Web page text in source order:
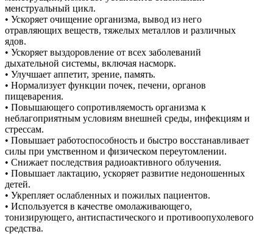
менструальный цикл.
• Ускоряет очищение организма, вывод из него
отравляющих веществ, тяжелых металлов и различных
ядов.
• Ускоряет выздоровление от всех заболеваний
дыхательной системы, включая насморк.
• Улучшает аппетит, зрение, память.
• Нормализует функции почек, печени, органов
пищеварения.
• Повышающего сопротивляемость организма к
неблагоприятным условиям внешней среды, инфекциям и
стрессам.
• Повышает работоспособность и быстро восстанавливает
силы при умственном и физическом переутомлении.
• Снижает последствия радиоактивного облучения.
• Повышает лактацию, ускоряет развитие недоношенных
детей.
• Укрепляет ослабленных и пожилых пациентов.
• Используется в качестве омолаживающего,
тонизирующего, антиспастического и противоопухолевого
средства.